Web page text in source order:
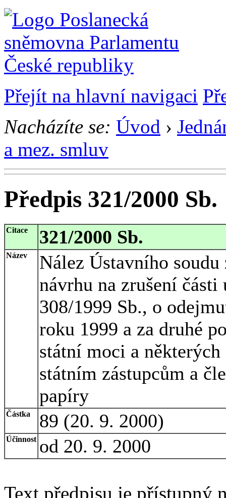
Přejít na hlavní navigaci
Nacházíte se: Úvod ›
a mez. smluv
Předpis 321/2000 Sb.
Citace 321/2000 Sb.
Název
Nález Ústavního
návrhu na zrušení části
308/1999 Sb., o
roku 1999 a za druhé
státní moci a
státním zástupcům a
papíry
Částka 89 (20. 9. 2000)
Účinnost od 20. 9. 2000
Text předpisu je přístupný